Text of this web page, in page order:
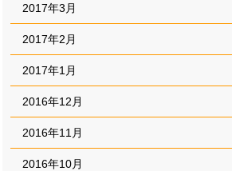
2017年3月
2017年2月
2017年1月
2016年12月
2016年11月
2016年10月